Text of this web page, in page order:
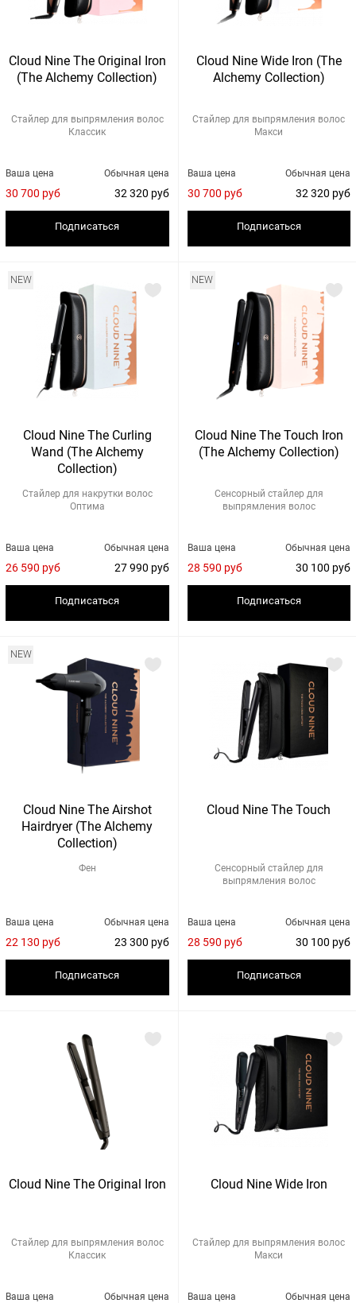
Cloud Nine The Original Iron
(The Alchemy Collection)
Стайлер для выпрямления волос
Классик
Обычная цена
32 320 руб
Ваша цена
30 700 руб
Подписаться
Cloud Nine Wide Iron (The
Alchemy Collection)
Стайлер для выпрямления волос
Макси
Обычная цена
32 320 руб
Ваша цена
30 700 руб
Подписаться
NEW
Cloud Nine The Curling
Wand (The Alchemy
Collection)
Стайлер для накрутки волос
Оптима
Обычная цена
27 990 руб
Ваша цена
26 590 руб
Подписаться
NEW
Cloud Nine The Touch Iron
(The Alchemy Collection)
Сенсорный стайлер для
выпрямления волос
Обычная цена
30 100 руб
Ваша цена
28 590 руб
Подписаться
NEW
Cloud Nine The Airshot
Hairdryer (The Alchemy
Collection)
Фен
Обычная цена
23 300 руб
Ваша цена
22 130 руб
Подписаться
Cloud Nine The Touch
Сенсорный стайлер для
выпрямления волос
Обычная цена
30 100 руб
Ваша цена
28 590 руб
Подписаться
Cloud Nine The Original Iron
Стайлер для выпрямления волос
Классик
Обычная цена
Ваша цена
Cloud Nine Wide Iron
Стайлер для выпрямления волос
Макси
Обычная цена
Ваша цена